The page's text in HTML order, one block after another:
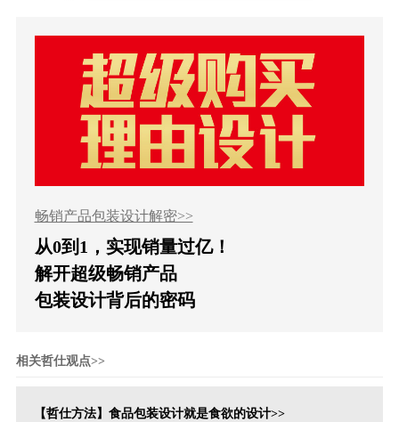
畅销产品包装设计解密>>
从0到1，实现销量过亿！
解开超级畅销产品
包装设计背后的密码
相关哲仕观点>>
【哲仕方法】食品包装设计就是食欲的设计>>